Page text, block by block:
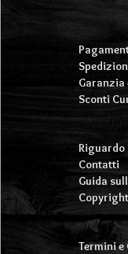
Garanzia
Sconti
Riguardo
Contatti
Guida
Termini